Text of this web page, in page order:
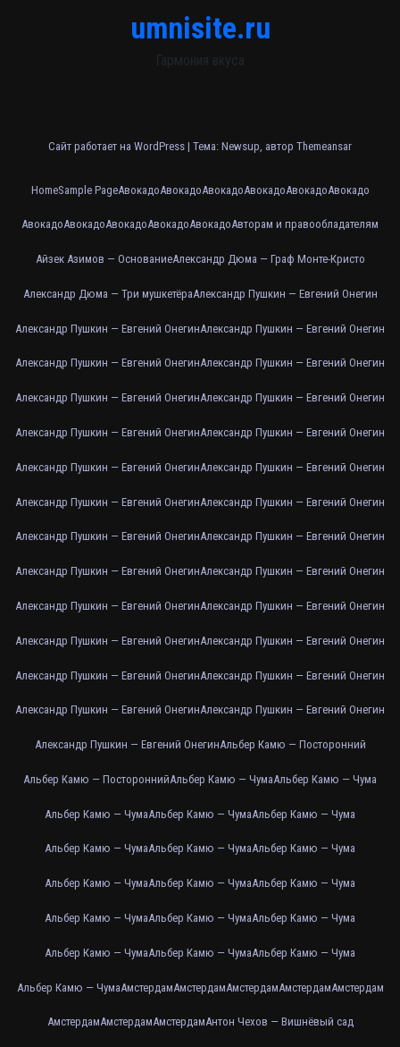
umnisite.ru
Гармония вкуса
Сайт работает на WordPress | Тема: Newsup, автор Themeansar
HomeSample PageАвокадоАвокадоАвокадоАвокадоАвокадоАвокадо
АвокадоАвокадоАвокадоАвокадоАвокадоАвторам и правообладателям
Айзек Азимов — ОснованиеАлександр Дюма — Граф Монте-Кристо
Александр Дюма — Три мушкетёраАлександр Пушкин — Евгений Онегин
Александр Пушкин — Евгений ОнегинАлександр Пушкин — Евгений Онегин
Александр Пушкин — Евгений ОнегинАлександр Пушкин — Евгений Онегин
Александр Пушкин — Евгений ОнегинАлександр Пушкин — Евгений Онегин
Александр Пушкин — Евгений ОнегинАлександр Пушкин — Евгений Онегин
Александр Пушкин — Евгений ОнегинАлександр Пушкин — Евгений Онегин
Александр Пушкин — Евгений ОнегинАлександр Пушкин — Евгений Онегин
Александр Пушкин — Евгений ОнегинАлександр Пушкин — Евгений Онегин
Александр Пушкин — Евгений ОнегинАлександр Пушкин — Евгений Онегин
Александр Пушкин — Евгений ОнегинАлександр Пушкин — Евгений Онегин
Александр Пушкин — Евгений ОнегинАлександр Пушкин — Евгений Онегин
Александр Пушкин — Евгений ОнегинАлександр Пушкин — Евгений Онегин
Александр Пушкин — Евгений ОнегинАлександр Пушкин — Евгений Онегин
Александр Пушкин — Евгений ОнегинАльбер Камю — Посторонний
Альбер Камю — ПостороннийАльбер Камю — ЧумаАльбер Камю — Чума
Альбер Камю — ЧумаАльбер Камю — ЧумаАльбер Камю — Чума
Альбер Камю — ЧумаАльбер Камю — ЧумаАльбер Камю — Чума
Альбер Камю — ЧумаАльбер Камю — ЧумаАльбер Камю — Чума
Альбер Камю — ЧумаАльбер Камю — ЧумаАльбер Камю — Чума
Альбер Камю — ЧумаАльбер Камю — ЧумаАльбер Камю — Чума
Альбер Камю — ЧумаАмстердамАмстердамАмстердамАмстердамАмстердам
АмстердамАмстердамАмстердамАнтон Чехов — Вишнёвый сад